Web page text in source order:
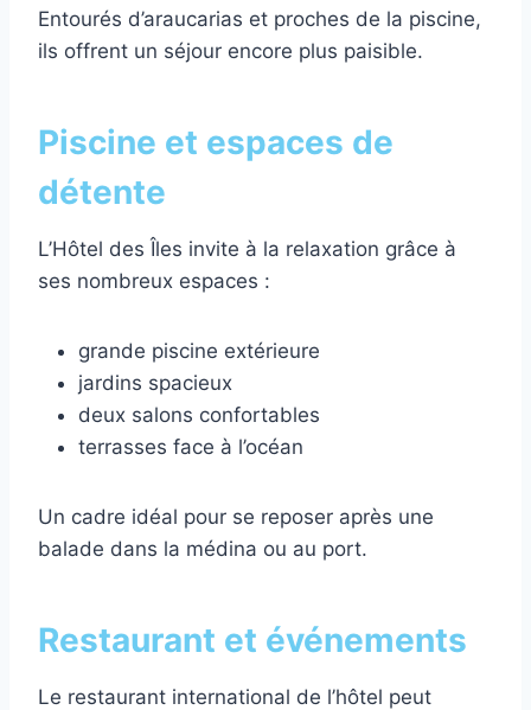
Entourés d’araucarias et proches de la piscine,
ils offrent un séjour encore plus paisible.
Piscine et espaces de
détente
L’Hôtel des Îles invite à la relaxation grâce à
ses nombreux espaces :
grande piscine extérieure
jardins spacieux
deux salons confortables
terrasses face à l’océan
Un cadre idéal pour se reposer après une
balade dans la médina ou au port.
Restaurant et événements
Le restaurant international de l’hôtel peut